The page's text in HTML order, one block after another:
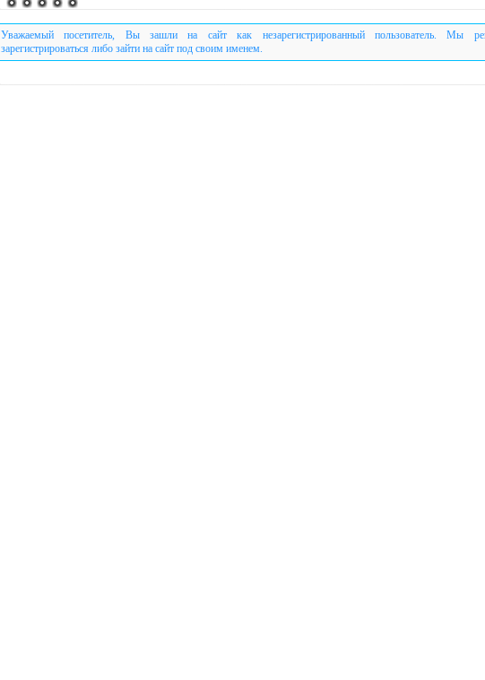
Уважаемый посетитель, Вы зашли на сайт как незарегистрированный пользователь. Мы
зарегистрироваться либо зайти на сайт под своим именем.